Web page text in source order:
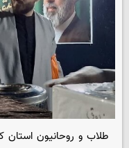
طلاب و روحانیون استان